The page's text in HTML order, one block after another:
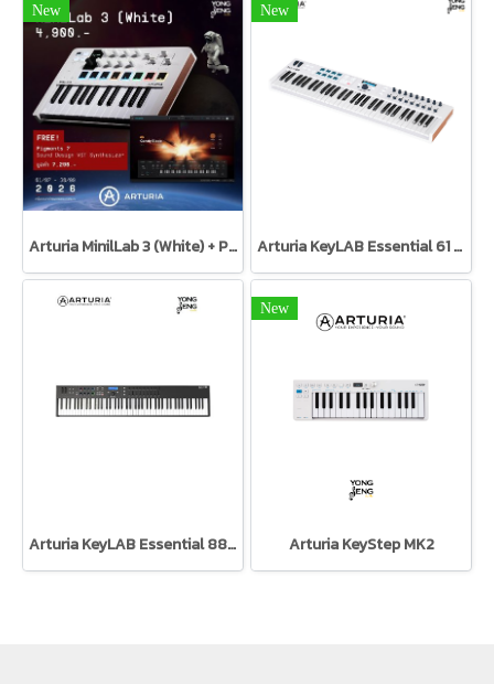
New
Arturia MinilLab 3 (White) + Pigments 7
New
Arturia KeyLAB Essential 61 Black Edition Arturia
Arturia KeyLAB Essential 88 Black Edition
New
Arturia KeyStep MK2